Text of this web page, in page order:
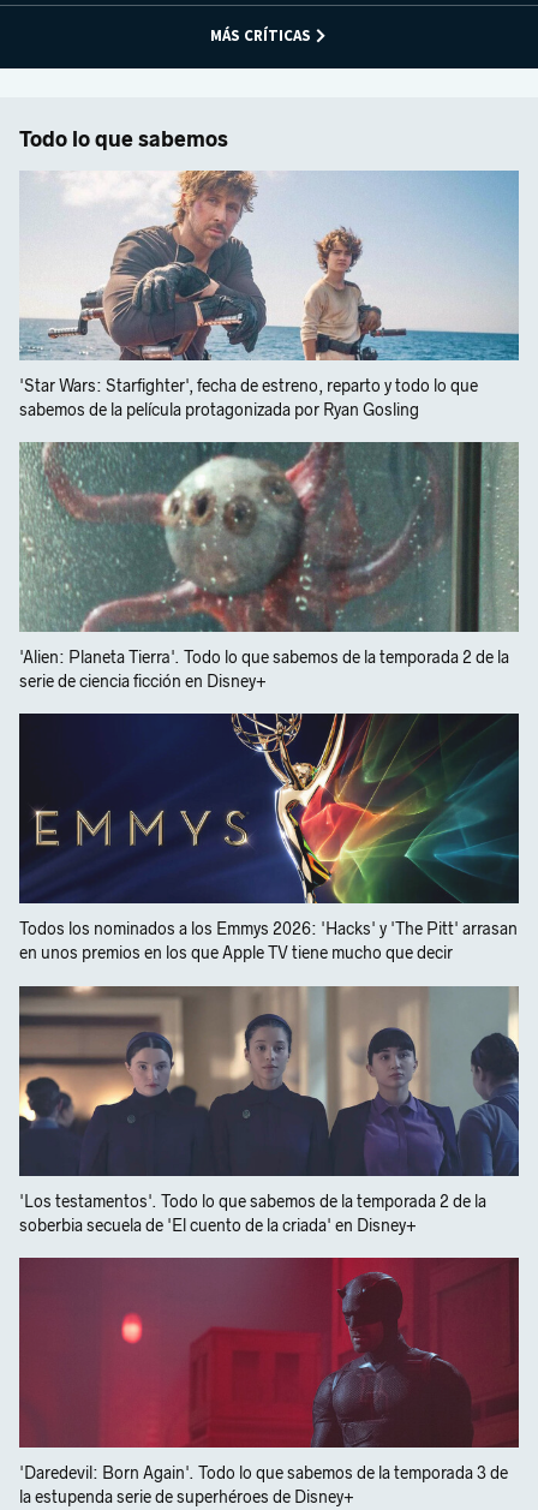
MÁS CRÍTICAS
Todo lo que sabemos
'Star Wars: Starfighter', fecha de estreno, reparto y todo lo que
sabemos de la película protagonizada por Ryan Gosling
'Alien: Planeta Tierra'. Todo lo que sabemos de la temporada 2 de la
serie de ciencia ficción en Disney+
Todos los nominados a los Emmys 2026: 'Hacks' y 'The Pitt' arrasan
en unos premios en los que Apple TV tiene mucho que decir
'Los testamentos'. Todo lo que sabemos de la temporada 2 de la
soberbia secuela de 'El cuento de la criada' en Disney+
'Daredevil: Born Again'. Todo lo que sabemos de la temporada 3 de
la estupenda serie de superhéroes de Disney+